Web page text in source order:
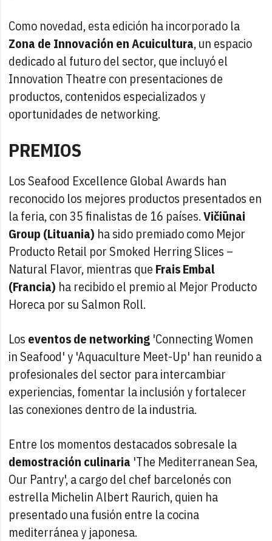
Como novedad, esta edición ha incorporado la
Zona de Innovación en Acuicultura, un espacio
dedicado al futuro del sector, que incluyó el
Innovation Theatre con presentaciones de
productos, contenidos especializados y
oportunidades de networking.
PREMIOS
Los Seafood Excellence Global Awards han
reconocido los mejores productos presentados en
la feria, con 35 finalistas de 16 países.Vičiūnai
Group (Lituania) ha sido premiado como Mejor
Producto Retail por Smoked Herring Slices –
Natural Flavor, mientras que Frais Embal
(Francia) ha recibido el premio al Mejor Producto
Horeca por su Salmon Roll.
Los eventos de networking 'Connecting Women
in Seafood' y 'Aquaculture Meet-Up' han reunido a
profesionales del sector para intercambiar
experiencias, fomentar la inclusión y fortalecer
las conexiones dentro de la industria.
Entre los momentos destacados sobresale la
demostración culinaria 'The Mediterranean Sea,
Our Pantry', a cargo del chef barcelonés con
estrella Michelin Albert Raurich, quien ha
presentado una fusión entre la cocina
mediterránea y japonesa.